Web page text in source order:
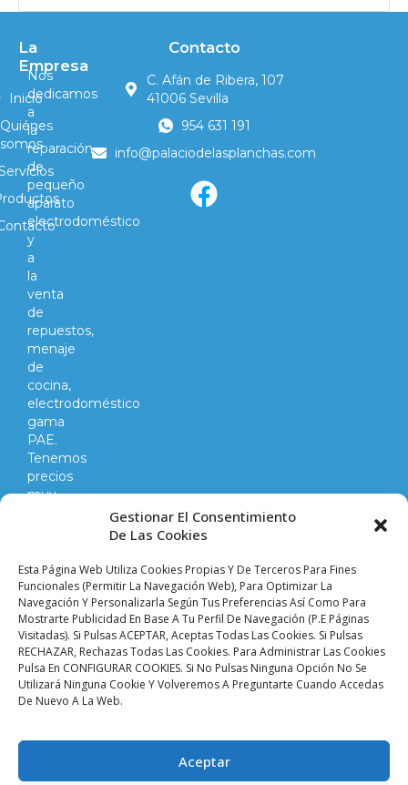
Gestionar El Consentimiento
De Las Cookies
Esta Página Web Utiliza Cookies Propias Y De Terceros Para Fines
Funcionales (permitir La Navegación Web), Para Optimizar La
Navegación Y Personalizarla Según Tus Preferencias Así Como Para
Mostrarte Publicidad En Base A Tu Perfil De Navegación (p.e Páginas
Visitadas). Si Pulsas ACEPTAR, Aceptas Todas Las Cookies. Si Pulsas
RECHAZAR, Rechazas Todas Las Cookies. Para Administrar Las Cookies
Pulsa En CONFIGURAR COOKIES. Si No Pulsas Ninguna Opción No Se
Utilizará Ninguna Cookie Y Volveremos A Preguntarte Cuando Accedas
De Nuevo A La Web.
Aceptar
Nos
dedicamos
a
la
reparación
de
pequeño
aparato
electrodoméstico
y
a
la
venta
de
repuestos,
menaje
de
cocina,
electrodoméstico
gama
PAE.
Tenemos
precios
muy
competitivos
lo
que
hacemos
y
vendemos.
La
Empresa
Inicio
Quiénes
somos
Contacto
C. Afán de Ribera, 107
41006 Sevilla
954 631 191
info@palaciodelasplanchas.com
Aviso legal |
Condiciones de venta y envíos |